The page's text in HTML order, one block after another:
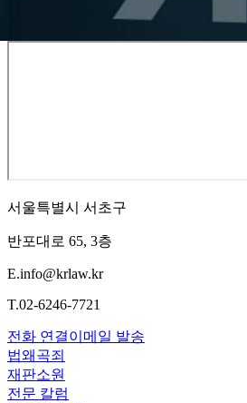
서울특별시 서초구
반포대로 65, 3층
E.info@krlaw.kr
T.02-6246-7721
전화 연결이메일 발송
법왜곡죄
재판소원
전문 칼럼